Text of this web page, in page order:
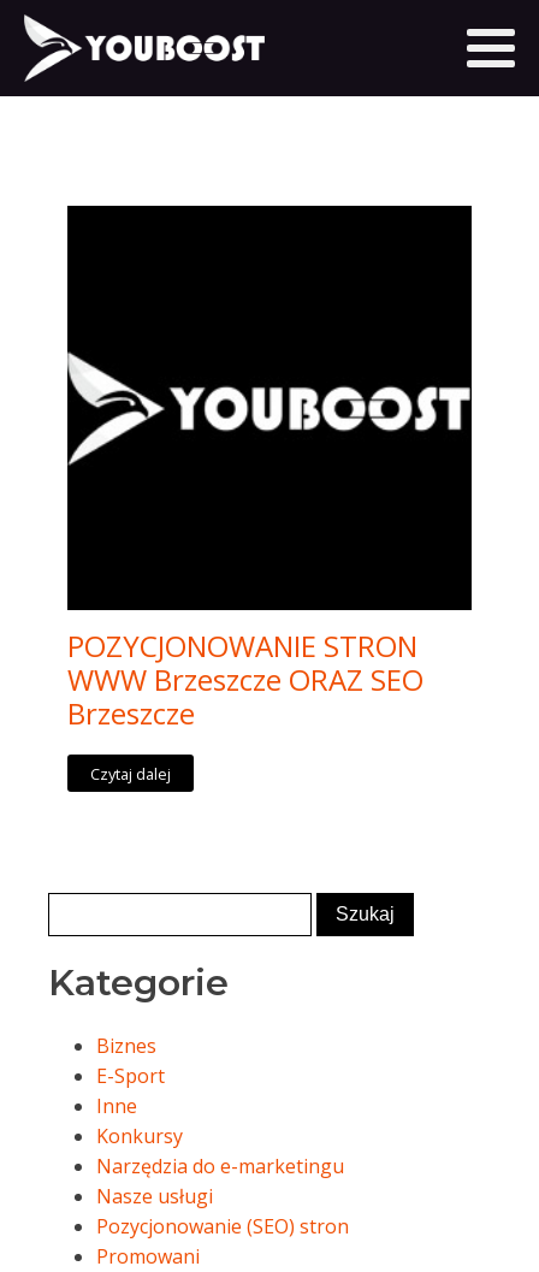
POZYCJONOWANIE STRON
WWW Brzeszcze ORAZ SEO
Brzeszcze
Czytaj dalej
Kategorie
Biznes
E-Sport
Inne
Konkursy
Narzędzia do e-marketingu
Nasze usługi
Pozycjonowanie (SEO) stron
Promowani